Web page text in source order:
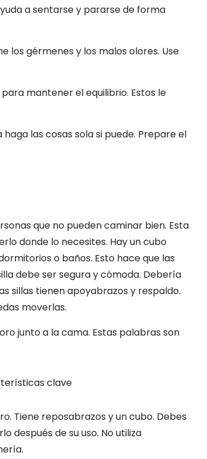
a sentarse y pararse de forma
los gérmenes y los malos olores. Use
mantener el equilibrio. Estos le
las cosas sola si puede. Prepare el
que no pueden caminar bien. Esta
donde lo necesites. Hay un cubo
o baños. Esto hace que las
debe ser segura y cómoda. Debería
sillas tienen apoyabrazos y respaldo.
moverlas.
junto a la cama. Estas palabras son
clave
Tiene reposabrazos y un cubo. Debes
después de su uso. No utiliza